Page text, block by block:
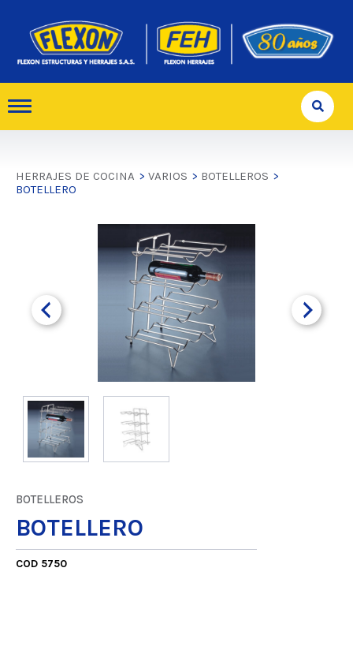
HERRAJES DE COCINA > VARIOS > BOTELLEROS >
BOTELLERO
BOTELLEROS
BOTELLERO
COD 5750